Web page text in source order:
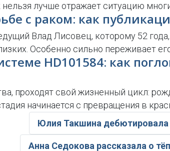
нельзя лучше отражает ситуацию
с раком: как
Влад Лисовец, которому 52
Особенно сильно переживает
HD101584: как
проходят свой жизненный цикл:
начинается с превращения в
Юлия Такшина
Анна Седокова рассказала о